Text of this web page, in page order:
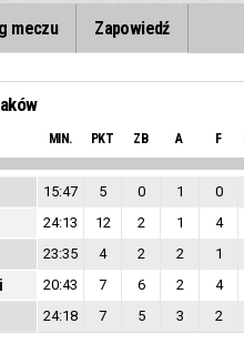
meczu Zapowiedź
MIN. PKT ZB A F
15:47 5 0 1 0
24:13 12 2 1 4
23:35 4 2 2 1
20:43 7 6 2 4
24:18 7 5 3 2